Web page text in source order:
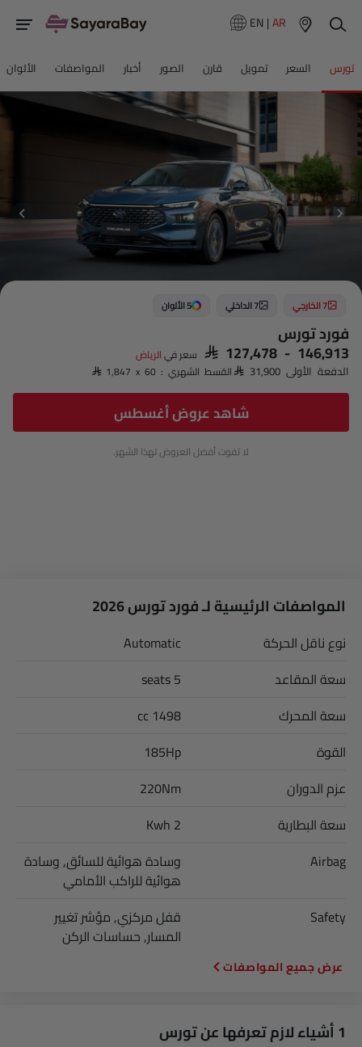
EN|AR
تورس السعر تمويل قارن الصور أخبار المواصفات الألوان
7 الخارجي 7 الداخلي 5 الألوان
فورد تورس
SAR 127,478 - 146,913 سعر فيالرياض‎
الدفعة الأولى SAR 31,900 القسط الشهري : SAR 1,847 x 60
شاهد عروض أغسطس
لا تفوت أفضل العروض لهذا الشهر.
المواصفات الرئيسية لـ فورد تورس 2026
نوع ناقل الحركة
Automatic
سعة المقاعد
5 seats
سعة المحرك
1498 cc
القوة
185Hp
عزم الدوران
220Nm
سعة البطارية
2 Kwh
Airbag
وسادة هوائية للسائق, وسادة
هوائية للراكب الأمامي
Safety
قفل مركزي, مؤشر تغيير
المسار, حساسات الركن
المواصفات
1 أشياء لازم تعرفها عن تورس